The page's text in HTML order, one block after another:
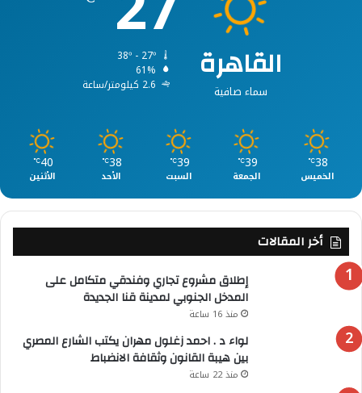
القاهرة
سماء صافية
61%
2.6 كيلومتر/ساعة
38
℃
الخميس
39
℃
الجمعة
39
℃
السبت
38
℃
الأحد
40
℃
الأثنين
أخر المقالات
إطلاق مشروع تجاري وفندقي متكامل على
المدخل الجنوبي لمدينة قنا الجديدة
منذ 16 ساعة
لواء د . احمد زغلول مهران يكتب الشارع المصري
بين هيبة القانون وثقافة الانضباط
منذ 22 ساعة